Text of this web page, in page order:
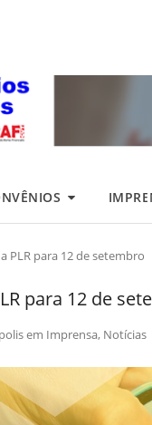
PLR para 12 de setembro
para 12 de
em Imprensa, Notícias